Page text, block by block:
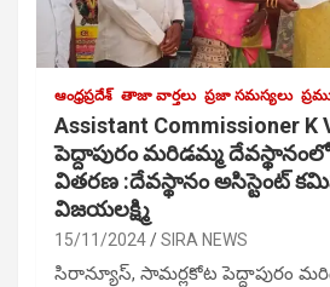
ఆంధ్రప్రదేశ్ తాజా వార్తలు ప్రజా సమస్యలు
Assistant Commissioner K
పెద్దాపురం మరిడమ్మ
వితరణ :దేవస్థానం అసిస్టెంట్
విజయలక్ష్మి
15/11/2024 SIRA NEWS
సిరాన్యూస్, సామర్లకోట పెద్దాపురం